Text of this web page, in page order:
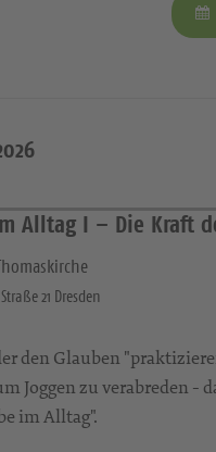
Alltag I – Die Kraft
21 Dresden
den Glauben
Joggen zu verabreden -
im Alltag".